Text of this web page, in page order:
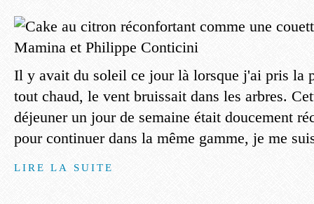
Il y avait du soleil ce jour là lorsque j'ai pris la
tout chaud, le vent bruissait dans les arbres.
déjeuner un jour de semaine était doucement
pour continuer dans la même gamme, je me
LIRE LA SUITE